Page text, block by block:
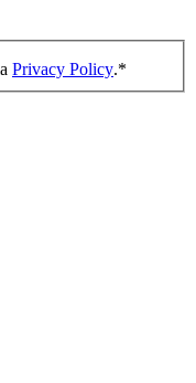
Privacy Policy.*